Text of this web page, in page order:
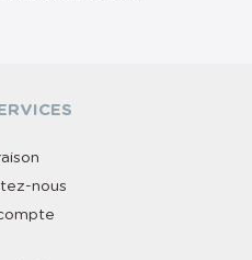
nous